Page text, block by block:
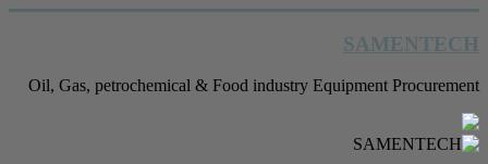
به
SAMENTECH
Oil, Gas, petrochemical & Food industry Equipment Procurement